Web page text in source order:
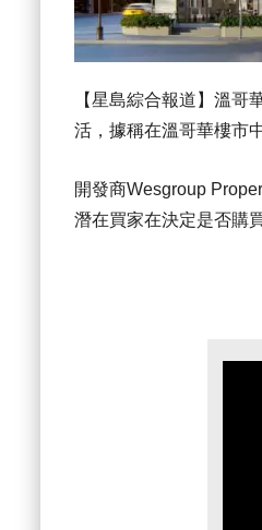
【星島綜合報道】溫
活，據稱在溫哥華樓市
開發商Wesgroup
潛在買家在決定是否購